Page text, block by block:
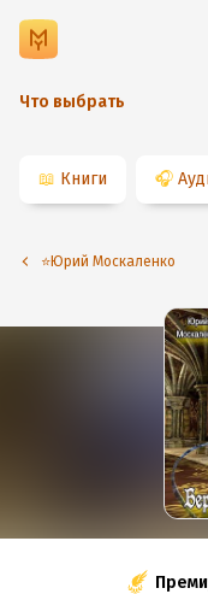
Что выбрать
📖 Книги 🎧
⭐️Юрий Москаленко